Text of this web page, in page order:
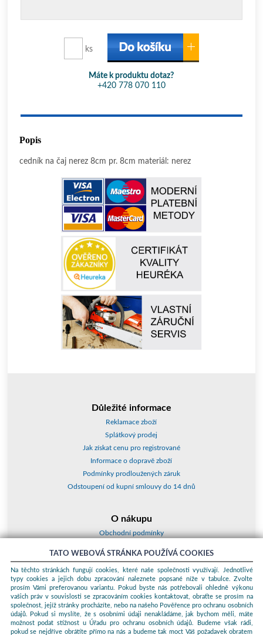
ks
Máte k produktu dotaz?
+420 778 070 110
Popis
cedník na čaj nerez 8cm pr. 8cm materiál: nerez
Důležité informace
Reklamace zboží
Splátkový prodej
Jak získat cenu pro registrované
Informace o dopravě zboží
Podmínky prodloužených záruk
Odstoupení od kupní smlouvy do 14 dnů
O nákupu
Obchodní podmínky
Kontakty a adresy
Essox splátky
Podle zákona o evidenci tržeb je prodávající povinen vystavit kupujícímu
účtenku. Zároveň je povinen zaevidovat přijatou tržbu u správce daně
online; v případě technického výpadku pak nejpozději do 48 hodin.
TATO WEBOVÁ STRÁNKA POUŽÍVÁ COOKIES
Na těchto stránkách fungují cookies, které naše společnosti využívají. Jednotlivé
typy cookies a jejich dobu zpracování naleznete popsané níže v tabulce. Zvolte
prosím Vámi preferovanou variantu. Pokud byste nás potřebovali ohledně výkonu
vašich práv v souvislosti se zpracováním cookies kontaktovat, obraťte se prosím na
společnost, jejíž stránky procházíte, nebo na našeho Pověřence pro ochranu osobních
údajů. Pokud si myslíte, že s osobními údaji nenakládáme, jak bychom měli, máte
možnost podat stížnost u Úřadu pro ochranu osobních údajů. Budeme však rádi,
pokud se nejdříve obrátíte přímo na nás a budeme tak moct Váš požadavek obratem